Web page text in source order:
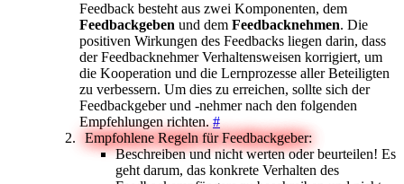
Feedback besteht aus zwei Komponenten, dem
Feedbackgeben und dem Feedbacknehmen. Die
positiven Wirkungen des Feedbacks liegen darin, dass
der Feedbacknehmer Verhaltensweisen korrigiert, um
die Kooperation und die Lernprozesse aller Beteiligten
zu verbessern. Um dies zu erreichen, sollte sich der
Feedbackgeber und -nehmer nach den folgenden
Empfehlungen richten.#
Empfohlene Regeln für Feedbackgeber:
Beschreiben und nicht werten oder beurteilen! Es
geht darum, das konkrete Verhalten des